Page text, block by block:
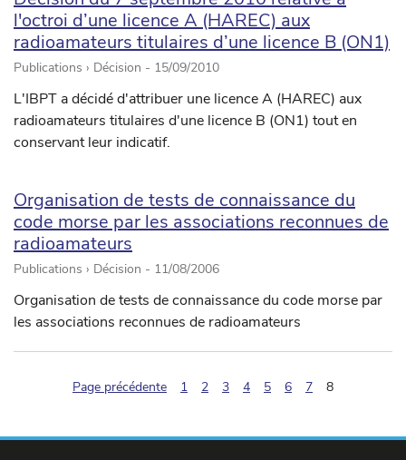
l'octroi d’une licence A (HAREC) aux
radioamateurs titulaires d’une licence B (ON1)
Publications › Décision - 15/09/2010
L'IBPT a décidé d'attribuer une licence A (HAREC) aux
radioamateurs titulaires d'une licence B (ON1) tout en
conservant leur indicatif.
Organisation de tests de connaissance du
code morse par les associations reconnues de
radioamateurs
Publications › Décision - 11/08/2006
Organisation de tests de connaissance du code morse par
les associations reconnues de radioamateurs
Page précédente 1 2 3 4 5 6 7 8